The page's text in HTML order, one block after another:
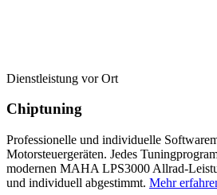
Dienstleistung vor Ort
Chiptuning
Professionelle und individuelle
Motorsteuergeräten. Jedes
modernen MAHA LPS3000 Allrad-
und individuell abgestimmt. Mehr